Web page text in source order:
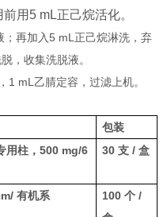
用 5 mL正己烷活化。
；再加入5 mL 正己烷淋洗，弃
，收集洗脱液。
1 mL乙腈定容，过滤上机。
包装
用柱，500 mg/6
30支 /盒
有机系 100个 /